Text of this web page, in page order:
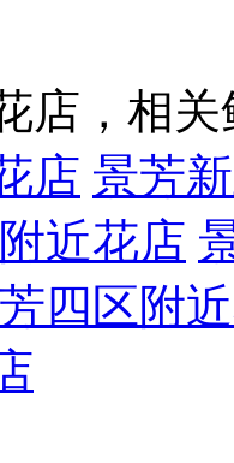
店，相
店 景芳
近花店
四区附